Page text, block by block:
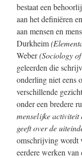
bestaat een
aan het definiëren
aan mensen en
Durkheim
Weber(Sociology
geleerden die
onderling niet eens
verschillende
onder een bredere
menselijke activiteit
geeft over de
omschrijving wordt
eerdere werken van